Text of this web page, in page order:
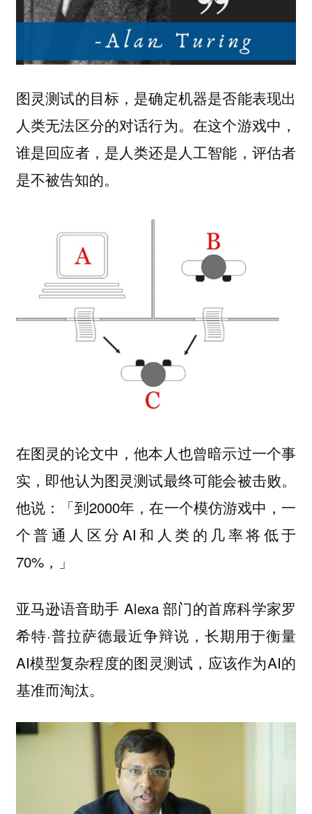
图灵测试的目标，是确定机器是否能表现出
人类无法区分的对话行为。在这个游戏中，
谁是回应者，是人类还是人工智能，评估者
是不被告知的。
在图灵的论文中，他本人也曾暗示过一个事
实，即他认为图灵测试最终可能会被击败。
他说：「到2000年，在一个模仿游戏中，一
个普通人区分AI和人类的几率将低于
70%，」
亚马逊语音助手 Alexa 部门的首席科学家罗
希特·普拉萨德最近争辩说，长期用于衡量
AI模型复杂程度的图灵测试，应该作为AI的
基准而淘汰。